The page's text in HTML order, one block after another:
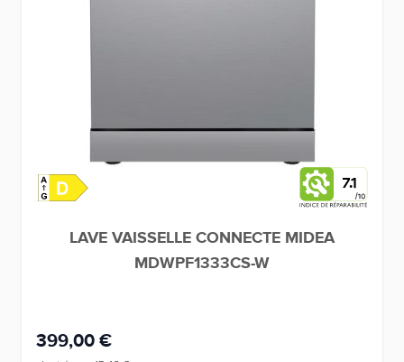
7.1
LAVE VAISSELLE CONNECTE MIDEA
MDWPF1333CS-W
399,00 €